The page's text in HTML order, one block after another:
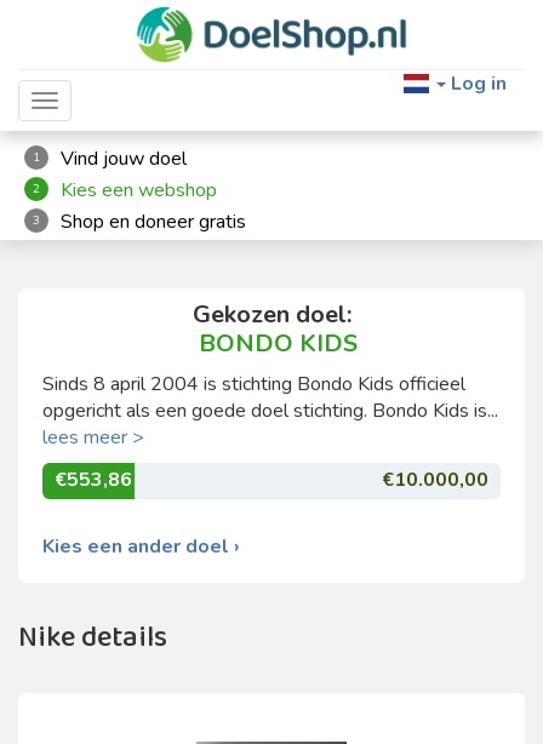
Toggle navigation
Log in
1 Vind jouw doel
2 Kies een webshop
3 Shop en doneer gratis
Gekozen doel:
BONDO KIDS
Sinds 8 april 2004 is stichting Bondo Kids officieel
opgericht als een goede doel stichting. Bondo Kids is...
lees meer >
€553,86
€10.000,00
Kies een ander doel ›
Nike details